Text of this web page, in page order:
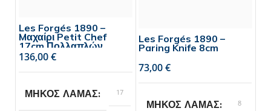
Les Forgés 1890 –
Mαχαίρι Petit Chef
17cm Πολλαπλών
Χρήσεων
€
ΜΗΚΟΣ ΛΑΜΑΣ 17
Les Forgés 1890 –
Paring Knife 8cm
€
ΜΗΚΟΣ ΛΑΜΑΣ 8